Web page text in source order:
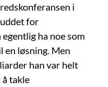
i
for
ha noe som
en løsning. Men
han var helt
takle